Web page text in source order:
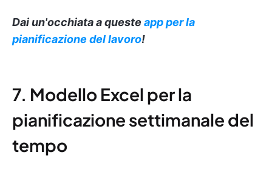
Dai un'occhiata a queste app per la
pianificazione del lavoro!
7. Modello Excel per la
pianificazione settimanale del
tempo